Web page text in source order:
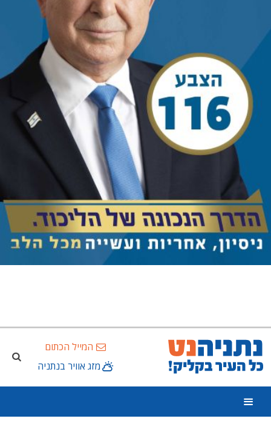
המייל הכתום
מזג אוויר בנתניה